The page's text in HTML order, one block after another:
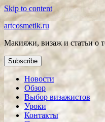
Skip to content
artcosmetik.ru
Макияжи, визаж и статьи о
Subscribe
Новости
Обзор
Выбор визажистов
Уроки
Контакты